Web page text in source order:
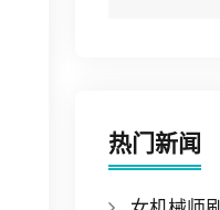
热门新闻